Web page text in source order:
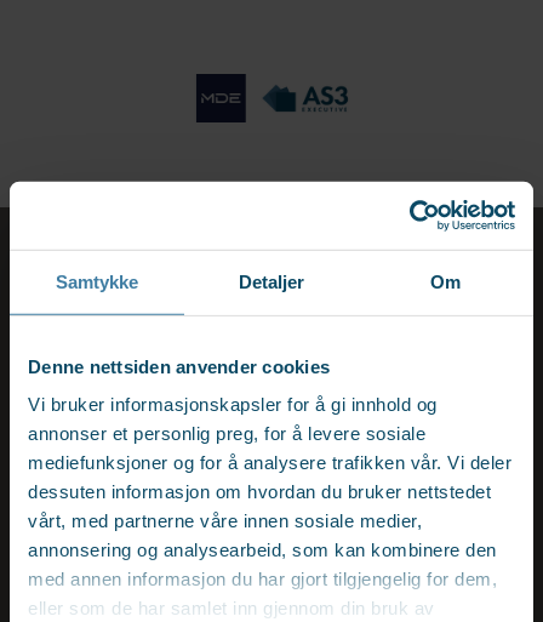
Samtykke Detaljer Om
Denne nettsiden anvender cookies
Vi bruker informasjonskapsler for å gi innhold og
annonser et personlig preg, for å levere sosiale
mediefunksjoner og for å analysere trafikken vår. Vi deler
dessuten informasjon om hvordan du bruker nettstedet
vårt, med partnerne våre innen sosiale medier,
annonsering og analysearbeid, som kan kombinere den
med annen informasjon du har gjort tilgjengelig for dem,
eller som de har samlet inn gjennom din bruk av
KVARTALSRAPPORTER LEDERMARKEDET I NORGE
2026
Publiseres 15. juli 2026
Ledermarkedet pr 15.07.26
Hvordan er ledermarkedet i Norge akkurat nå?